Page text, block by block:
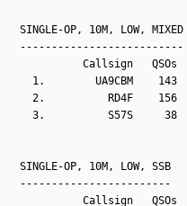
SINGLE-OP, 10M, LOW, MIXED
--------------------------
Callsign   QSOs  Points
1.        UA9CBM    143
2.          RD4F    156
3.          S57S     38
SINGLE-OP, 10M, LOW, SSB
------------------------
Callsign   QSOs  Points